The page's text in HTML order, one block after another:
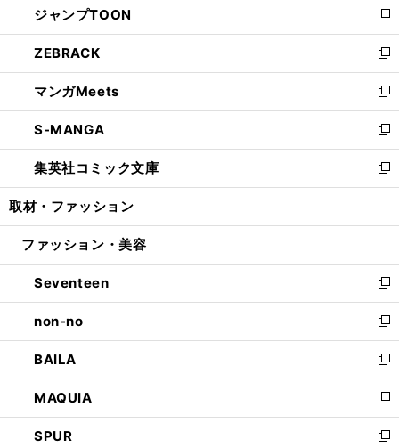
く
で
開
く
ド
ウ
で
開
く
ィ
ン
ド
ウ
で
開
く
い
ウ
ィ
ン
ド
ウ
で
開
く
ジャンプTOON
新
し
い
ウ
ィ
ン
ド
ウ
で
開
ZEBRACK
新
し
い
ウ
ィ
ン
ド
ウ
開
マンガMeets
新
し
い
ウ
ィ
ン
ウ
開
く
S-MANGA
新
し
い
ウ
ン
ウ
で
開
く
集英社コミック文庫
新
し
ウ
ン
ド
ウ
で
開
く
取材・ファッション
ファッション・美容
Seventeen
新
し
い
ウ
ィ
ン
ド
ウ
で
non-no
新
し
い
ウ
ィ
ン
ド
BAILA
新
し
い
ウ
ィ
MAQUIA
新
し
い
SPUR
新